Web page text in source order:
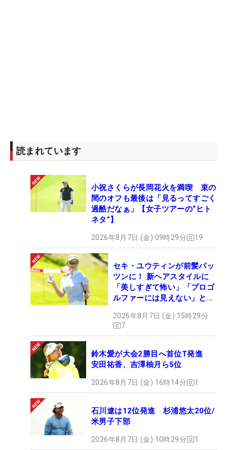
読まれています
小祝さくらが長岡花火を満喫 束の
間のオフも最後は「見るってすごく
過酷だなぁ」【女子ツアーの“ヒト
ネタ”】
2026年8月7日 (金) 09時29分 19
セキ・ユウティンが前髪パッ
ツンに！ 新ヘアスタイルに
「美しすぎて怖い」「プロゴ
ルファーには見えない」とコ
2026年8月7日 (金) 15時29分
7
鈴木愛が大会2勝目へ首位T発進
安田祐香、吉澤柚月ら5位
2026年8月7日 (金) 16時14分 1
石川遼は12位発進 杉浦悠太20位/
米男子下部
2026年8月7日 (金) 10時29分 1